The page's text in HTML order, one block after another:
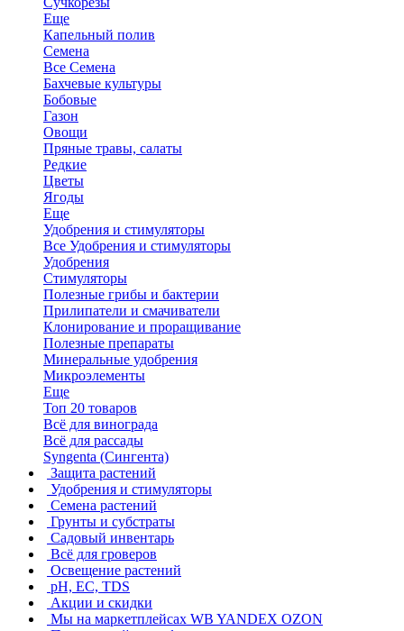
Еще
Капельный полив
Семена
Все Семена
Бахчевые культуры
Бобовые
Газон
Овощи
Пряные травы, салаты
Редкие
Цветы
Ягоды
Еще
Удобрения и стимуляторы
Все Удобрения и стимуляторы
Удобрения
Стимуляторы
Полезные грибы и бактерии
Прилипатели и смачиватели
Клонирование и проращивание
Полезные препараты
Минеральные удобрения
Микроэлементы
Еще
Топ 20 товаров
Всё для винограда
Всё для рассады
Syngenta (Сингента)
Защита растений
Удобрения и стимуляторы
Семена растений
Грунты и субстраты
Садовый инвентарь
Всё для гроверов
Освещение растений
pH, EC, TDS
Акции и скидки
Мы на маркетплейсах WB YANDEX OZON